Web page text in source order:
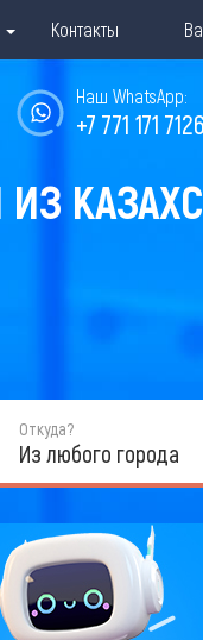
Контакты
Наш WhatsApp:
+7 771 171 7126
Откуда?
Из любого города